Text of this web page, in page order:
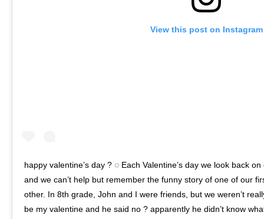
View this post on Instagram
happy valentine’s day ? ◌ Each Valentine’s day we look back
and we can’t help but remember the funny story of one of our
other. In 8th grade, John and I were friends, but we weren’t
be my valentine and he said no ? apparently he didn’t know